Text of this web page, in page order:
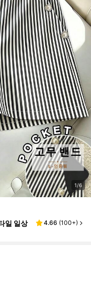
1/6
일 일상
4.66 (100+)